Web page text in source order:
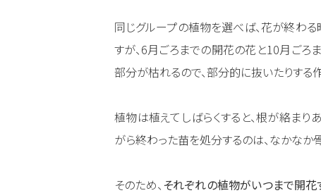
同じグループの植物を選べば、花が終わ
すが、6月ごろまでの開花の花と10月ごろ
部分が枯れるので、部分的に抜いたりする
植物は植えてしばらくすると、根が絡ま
がら終わった苗を処分するのは、なかなか
そのため、 それぞれの植物がいつまで開花